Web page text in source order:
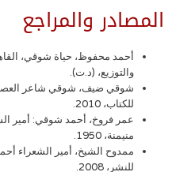
المصادر والمراجع
أحمد محفوظ، حياة شوقي،
والتوزيع، (د.ت).
شوقي ضيف، شوقي شاعر العصر
للكتاب، 2010.
عمر فروخ، أحمد شوقي: أمير
منيمنة، 1950.
ممدوح الشيخ، أمير الشعراء
للنشر، 2008.